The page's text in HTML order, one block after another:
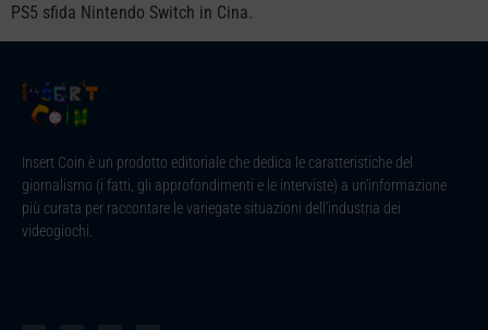
PS5 sfida Nintendo Switch in Cina.
Insert Coin è un prodotto editoriale che dedica le caratteristiche del
giornalismo (i fatti, gli approfondimenti e le interviste) a un’informazione
più curata per raccontare le variegate situazioni dell’industria dei
videogiochi.